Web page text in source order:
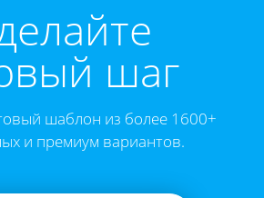
шаг
шаблон из более 1600+
и премиум вариантов.